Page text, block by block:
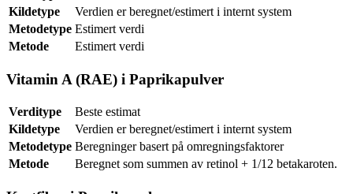
Kildetype
Verdien er beregnet/estimert i internt system
Metodetype Estimert verdi
Metode
Estimert verdi
Vitamin A (RAE) i Paprikapulver
Verditype
Beste estimat
Kildetype
Verdien er beregnet/estimert i internt system
Metodetype Beregninger basert på omregningsfaktorer
Metode
Beregnet som summen av retinol + 1/12 betakaroten.